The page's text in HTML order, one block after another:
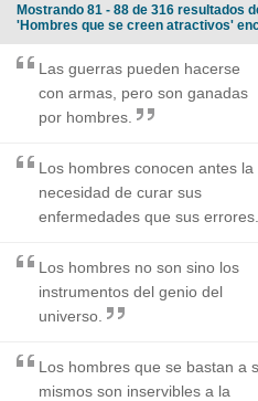
Mostrando 81 - 88 de 316 resultados
'Hombres que se creen atractivos'
Las guerras pueden hacerse
con armas, pero son ganadas
por hombres.
Los hombres conocen antes la
necesidad de curar sus
enfermedades que sus errores.
Los hombres no son sino los
instrumentos del genio del
universo.
Los hombres que se bastan a
mismos son inservibles a la